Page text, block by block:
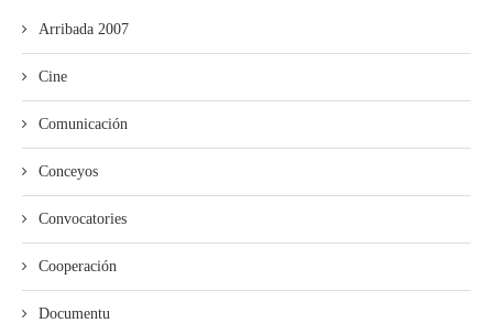
Arribada 2007
Cine
Comunicación
Conceyos
Convocatories
Cooperación
Documentu